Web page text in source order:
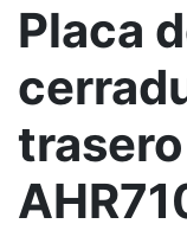
Placa